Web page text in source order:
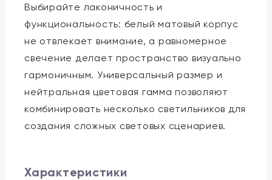
Выбирайте лаконичность и
функциональность: белый матовый корпус
не отвлекает внимание, а равномерное
свечение делает пространство визуально
гармоничным. Универсальный размер и
нейтральная цветовая гамма позволяют
комбинировать несколько светильников для
создания сложных световых сценариев.
Характеристики